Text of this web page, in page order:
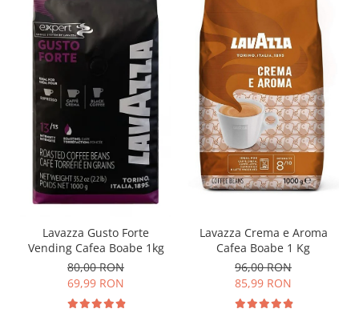
Lavazza Gusto Forte
Vending Cafea Boabe 1kg
80,00 RON
69,99 RON
Lavazza Crema e Aroma
Cafea Boabe 1 Kg
96,00 RON
85,99 RON